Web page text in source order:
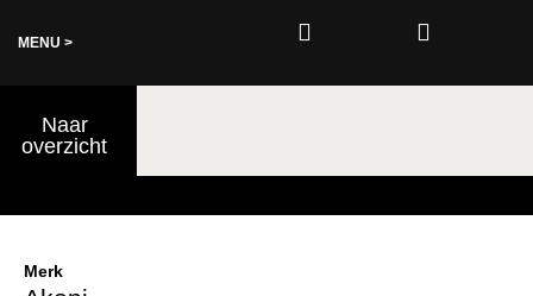
MENU >
Naar
overzicht
0,00
Merk